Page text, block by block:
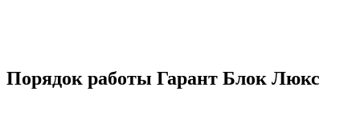
Порядок работы Гарант Блок Люкс